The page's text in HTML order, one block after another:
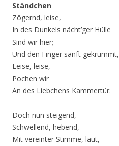
Ständchen
Zögernd, leise,
In des Dunkels nächt’ger Hülle
Sind wir hier;
Und den Finger sanft gekrümmt,
Leise, leise,
Pochen wir
An des Liebchens Kammertür.
Doch nun steigend,
Schwellend, hebend,
Mit vereinter Stimme, laut,